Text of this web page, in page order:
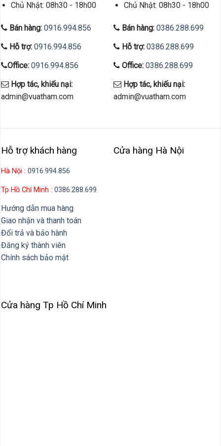
Chủ Nhật: 08h30 - 18h00
Bán hàng: 0916.994.856
Hỗ trợ: 0916.994.856
Office: 0916.994.856
Hợp tác, khiếu nại:
admin@vuatham.com
Chủ Nhật: 08h30 - 18h00
Bán hàng: 0386.288.699
Hỗ trợ: 0386.288.699
Office: 0386.288.699
Hợp tác, khiếu nại:
admin@vuatham.com
Hỗ trợ khách hàng
Hà Nội : 0916.994.856
Tp Hồ Chí Minh : 0386.288.699
Hướng dẫn mua hàng
Giao nhận và thanh toán
Đổi trả và bảo hành
Đăng ký thành viên
Chính sách bảo mật
Cửa hàng Hà Nội
Cửa hàng Tp Hồ Chí Minh